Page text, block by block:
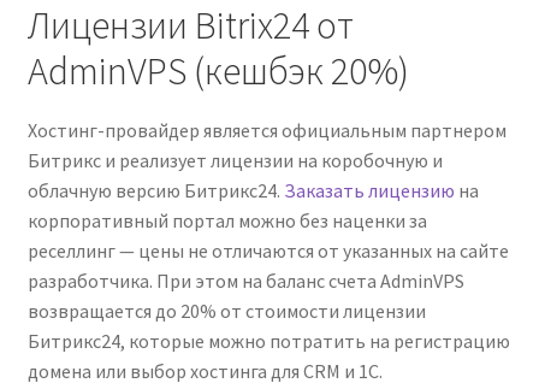
Лицензии Bitrix24 от
AdminVPS (кешбэк 20%)
Хостинг-провайдер является официальным партнером
Битрикс и реализует лицензии на коробочную и
облачную версию Битрикс24. Заказать лицензию на
корпоративный портал можно без наценки за
реселлинг — цены не отличаются от указанных на сайте
разработчика. При этом на баланс счета AdminVPS
возвращается до 20% от стоимости лицензии
Битрикс24, которые можно потратить на регистрацию
домена или выбор хостинга для CRM и 1С.